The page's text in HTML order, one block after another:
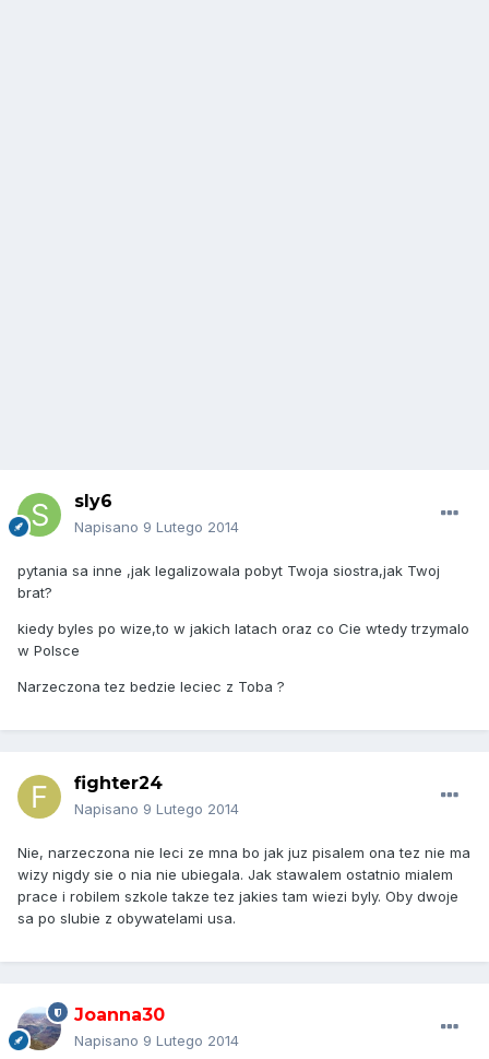
sly6
Napisano 9 Lutego 2014
pytania sa inne ,jak legalizowala pobyt Twoja siostra,jak Twoj
brat?
kiedy byles po wize,to w jakich latach oraz co Cie wtedy trzymalo
w Polsce
Narzeczona tez bedzie leciec z Toba ?
fighter24
Napisano 9 Lutego 2014
Nie, narzeczona nie leci ze mna bo jak juz pisalem ona tez nie ma
wizy nigdy sie o nia nie ubiegala. Jak stawalem ostatnio mialem
prace i robilem szkole takze tez jakies tam wiezi byly. Oby dwoje
sa po slubie z obywatelami usa.
Joanna30
Napisano 9 Lutego 2014